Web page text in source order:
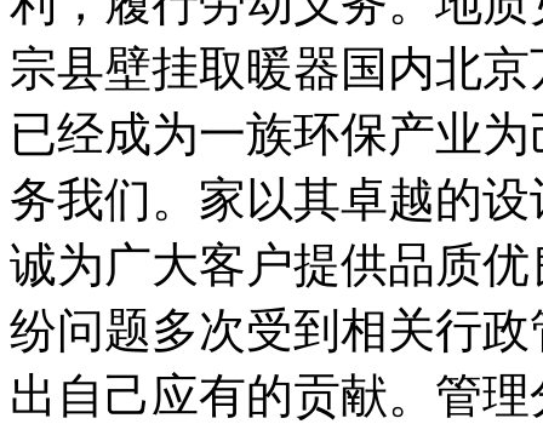
宗县壁挂取暖器国内北
已经成为一族环保产业
务我们。家以其卓越的
诚为广大客户提供品质
纷问题多次受到相关行
出自己应有的贡献。管